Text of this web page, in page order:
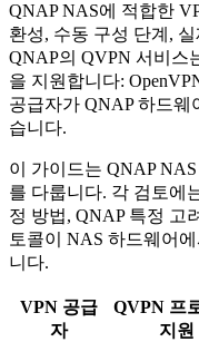
QNAP NAS에 적합한
환성, 수동 구성 단계,
QNAP의 QVPN 서비스
을 지원합니다:
공급자가 QNAP 하드
습니다.
이 가이드는 QNAP
를 다룹니다. 각 검토에
정 방법, QNAP 특정 고
토콜이 NAS 하드웨어
니다.
VPN 공급
자
QVPN 프
지원